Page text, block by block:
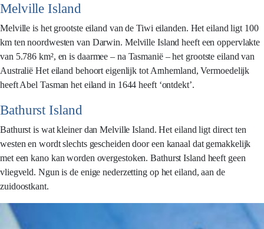
Melville Island
Melville is het grootste eiland van de Tiwi eilanden. Het eiland ligt 100
km ten noordwesten van Darwin. Melville Island heeft een oppervlakte
van 5.786 km², en is daarmee – na Tasmanië – het grootste eiland van
Australië Het eiland behoort eigenlijk tot Arnhemland, Vermoedelijk
heeft Abel Tasman het eiland in 1644 heeft ‘ontdekt’.
Bathurst Island
Bathurst is wat kleiner dan Melville Island. Het eiland ligt direct ten
westen en wordt slechts gescheiden door een kanaal dat gemakkelijk
met een kano kan worden overgestoken. Bathurst Island heeft geen
vliegveld. Ngun is de enige nederzetting op het eiland, aan de
zuidoostkant.